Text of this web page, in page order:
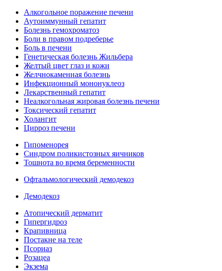
Алкогольное поражение печени
Аутоиммунный гепатит
Болезнь гемохроматоз
Боли в правом подреберье
Боль в печени
Генетическая болезнь Жильбера
Желтый цвет глаз и кожи
Желчнокаменная болезнь
Инфекционный мононуклеоз
Лекарственный гепатит
Неалкогольная жировая болезнь печени
Токсический гепатит
Холангит
Цирроз печени
Гипоменорея
Синдром поликистозных яичников
Тошнота во время беременности
Офтальмологический демодекоз
Демодекоз
Атопический дерматит
Гипергидроз
Крапивница
Постакне на теле
Псориаз
Розацеа
Экзема